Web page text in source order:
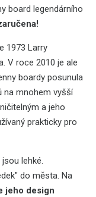
board legendárního
1973 Larry
V roce 2010 je ale
boardy posunula
na mnohem vyšší
a jeho
prakticky pro
lehké.
do města. Na
jeho design